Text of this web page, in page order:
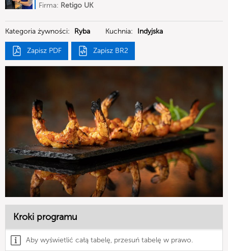
Firma: Retigo UK
Kategoria żywności: Ryba Kuchnia: Indyjska
Zapisz PDF Zapisz BR2
Kroki programu
Aby wyświetlić całą tabelę, przesuń tabelę w prawo.